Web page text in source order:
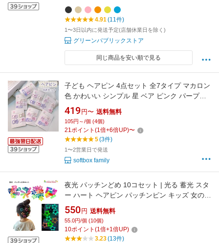
4.91(11件)
1〜3日以内に発送予定(店舗休業日を除く)
グリーンパブリックストア
同じ商品を安い順で見る
子ども ヘアピン 4点セット 全7タイプ マカロン
色 かわいい シンプル 星 ベア ピンク パープル
色合わせ カラフル ヘアクリッブパッチン 4点組
パッチン留め 前髪留め スリーピン ヘアピン 約
4cm ヘア アクセサリー 小さめ 2歳 3歳 4歳 5歳
幼稚園 幼児 赤ちゃん 通園 通学
419 円〜 送料無料
105円～/個 (4個)
21ポイント (1倍+6倍UP)〜
5(3件)
1〜2営業日で発送
softbox family
夜光 パッチンどめ 10コセット | 光る 蓄光 スタ
ー ハート ヘアピン パッチンピン キッズ 女の子
子供 パステルカラー 可愛い 通園 通学 幼稚園
小学生 KHCP SEO 全品 送料無料 実施中
550 円 送料無料
55.0円/個 (10個)
10ポイント (1倍+1倍UP)
3.23(13件)